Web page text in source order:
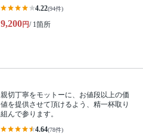
4.22(94件)
9,200円/ 1箇所
親切丁寧をモットーに、お値段以上の価
値を提供させて頂けるよう、精一杯取り
組んで参ります。
4.64(78件)